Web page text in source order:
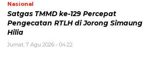
Nasional
Satgas TMMD ke-129 Percepat
Pengecatan RTLH di Jorong Simaung
Hilia
Jumat, 7 Agu 2026 - 04:22